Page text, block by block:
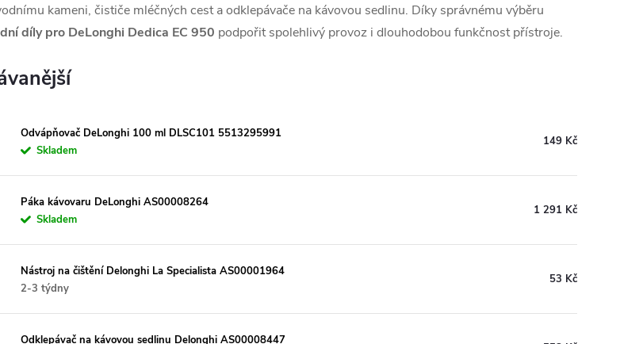
kameni, čističe mléčných cest a odklepávače na kávovou sedlinu. Díky správnému výběru
díly pro DeLonghi Dedica EC 950 podpořit spolehlivý provoz i dlouhodobou funkčnost přístroje.
Odvápňovač DeLonghi 100 ml DLSC101 5513295991
Skladem
149 Kč
Páka kávovaru DeLonghi AS00008264
Skladem
1 291 Kč
Nástroj na čištění Delonghi La Specialista AS00001964
2-3 týdny
53 Kč
Odklepávač na kávovou sedlinu Delonghi AS00008447